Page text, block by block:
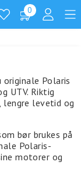
0
originale Polaris
UTV. Riktig
lengre levetid og
bør brukes på
Polaris-
motorer og